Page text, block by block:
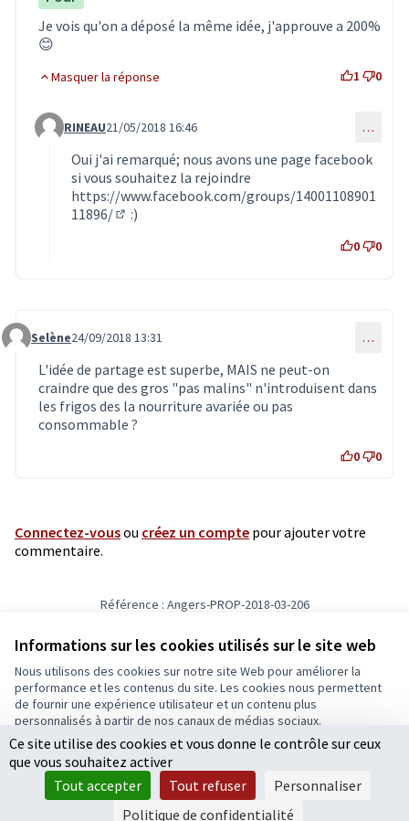
Informations sur les cookies utilisés sur le site web
Nous utilisons des cookies sur notre site Web pour améliorer la
performance et les contenus du site. Les cookies nous permettent
de fournir une expérience utilisateur et un contenu plus
personnalisés à partir de nos canaux de médias sociaux.
Tout accepter
Accepter seulement les cookies essentiels
Paramètres
Je vois qu'on a déposé la même idée, j'approuve a 200%
😊
Masquer la réponse 1 0
Commentaire 704 (réponse au commentaire 695)
RINEAU21/05/2018 16:46 …
Oui j'ai remarqué; nous avons une page facebook
si vous souhaitez la rejoindre
https://www.facebook.com/groups/14001108901
11896/
(Lien externe)
:)
0 0
Commentaire 827
Selène24/09/2018 13:31 …
L'idée de partage est superbe, MAIS ne peut-on
craindre que des gros "pas malins" n'introduisent dans
les frigos des la nourriture avariée ou pas
consommable ?
0 0
Connectez-vousou créez un compte pour ajouter votre
commentaire.
Référence : Angers-PROP-2018-03-206
Conditions d'utilisation
Paramètres des cookies
Ecrivons Angers sur X
(Lien externe)
Ecrivons Angers sur Facebook
(Lien externe)
logiciel libre Decidim .
Licence
(Lien
Ce site utilise des cookies et vous donne le contrôle sur ceux
que vous souhaitez activer
Tout accepter
Tout refuser
Personnaliser
Politique de confidentialité